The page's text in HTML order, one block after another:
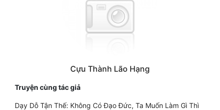
Cựu Thành Lão Hạng
Truyện cùng tác giả
Dạy Dỗ Tận Thế: Không Có Đạo Đức, Ta Muốn Làm Gì Thì